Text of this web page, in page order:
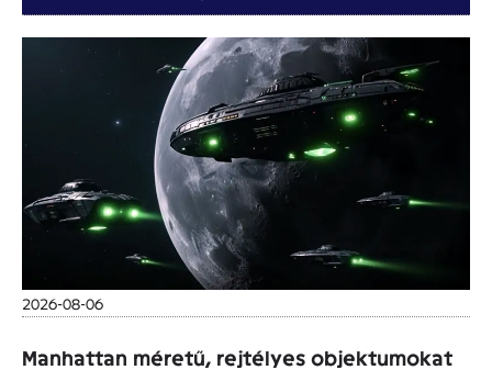
2026-08-06
Manhattan méretű, rejtélyes objektumokat